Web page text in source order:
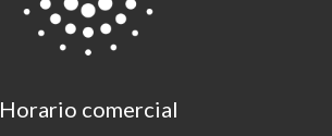
Horario comercial